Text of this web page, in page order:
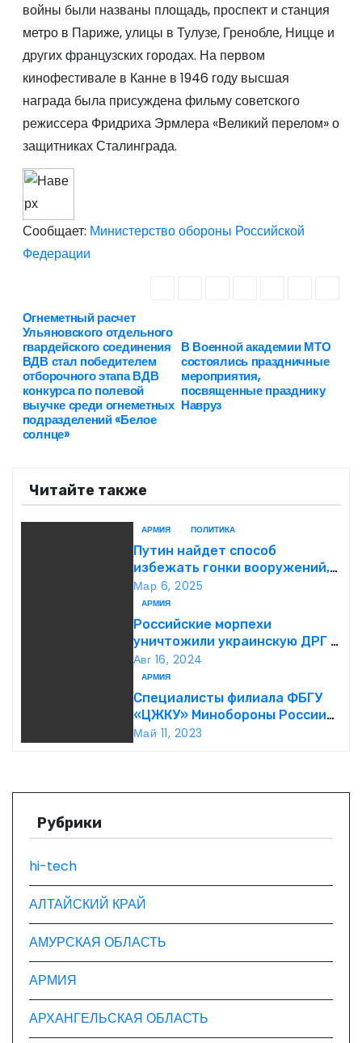
войны были названы площадь, проспект и станция
метро в Париже, улицы в Тулузе, Гренобле, Ницце и
других французских городах. На первом
кинофестивале в Канне в 1946 году высшая
награда была присуждена фильму советского
режиссера Фридриха Эрмлера «Великий перелом»о
защитниках Сталинграда.
Сообщает: Министерство обороны Российской
Федерации
Н
а
в
и
а
ц
и
с
я
м
В Военной академии МТО
состоялись праздничные
мероприятия,
посвященные празднику
Навруз
Огнеметный расчет
Ульяновского отдельного
гвардейского соединения
ВДВ стал победителем
отборочного этапа ВДВ
конкурса по полевой
выучке среди огнеметных
подразделений «Белое
солнце»
Читайте также
АРМИЯ ПОЛИТИКА
Путин найдет способ
избежать гонки вооружений,
заявил пресс-секретарь
Мар 6, 2025
АРМИЯ
Российские морпехи
уничтожили украинскую ДРГ в
Курской области
Авг 16, 2024
АРМИЯ
Специалисты филиала ФБГУ
«ЦЖКУ» Минобороны России
по ЦВО переведены в режим
Май 11, 2023
Рубрики
hi-tech
АЛТАЙСКИЙ КРАЙ
АМУРСКАЯ ОБЛАСТЬ
АРМИЯ
АРХАНГЕЛЬСКАЯ ОБЛАСТЬ